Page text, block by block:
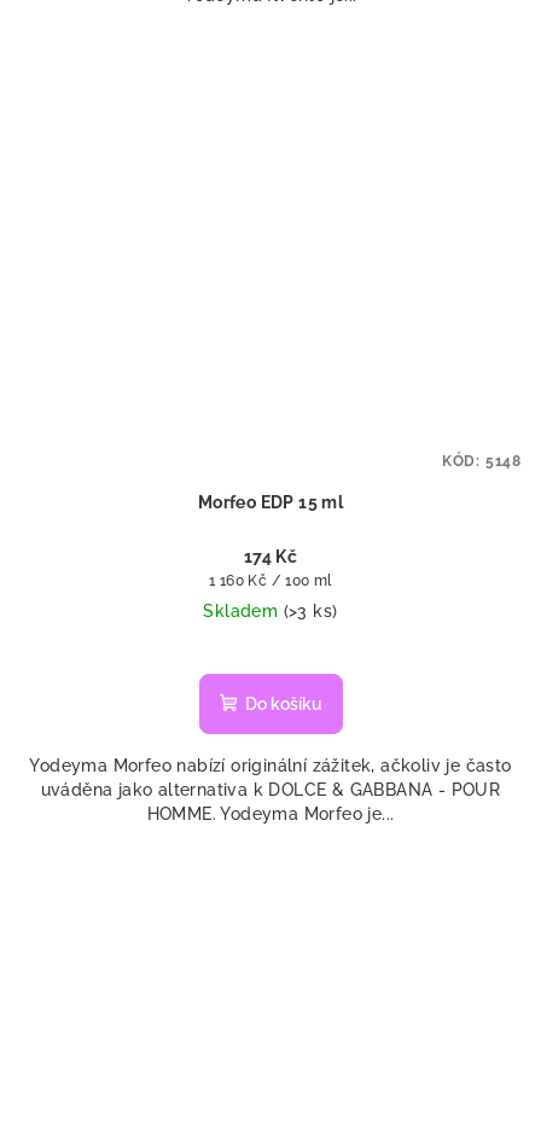
Morfeo EDP 15 ml
174 Kč
Měrná
cena:
1 160 Kč / 100 ml
Skladem (>3 ks)
hodnocení
produktu
z
5
hvězdiček.
Do košíku
Yodeyma Morfeo nabízí originální zážitek, ačkoliv je často
uváděna jako alternativa k DOLCE & GABBANA - POUR
HOMME. Yodeyma Morfeo je...
KÓD: 5148